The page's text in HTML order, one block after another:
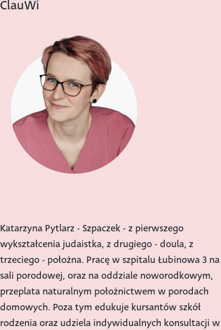
ClauWi
Katarzyna Pytlarz - Szpaczek - z pierwszego
wykształcenia judaistka, z drugiego - doula, z
trzeciego - położna. Pracę w szpitalu Łubinowa 3 na
sali porodowej, oraz na oddziale noworodkowym,
przeplata naturalnym położnictwem w porodach
domowych. Poza tym edukuje kursantów szkół
rodzenia oraz udziela indywidualnych konsultacji w